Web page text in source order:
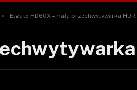
» Elgato HD60X – mała przechwytywarka HDR